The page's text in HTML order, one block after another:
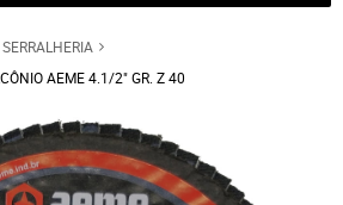
AEME 4.1/2" GR. Z 40